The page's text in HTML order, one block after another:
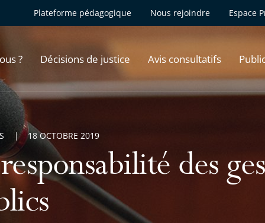
Plateforme pédagogique Nous rejoindre Espace
? Décisions de justice Avis consultatifs
des
18 OCTOBRE 2019